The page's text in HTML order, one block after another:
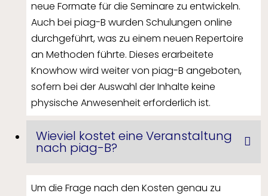
neue Formate für die Seminare zu entwickeln.
Auch bei piag-B wurden Schulungen online
durchgeführt, was zu einem neuen Repertoire
an Methoden führte. Dieses erarbeitete
Knowhow wird weiter von piag-B angeboten,
sofern bei der Auswahl der Inhalte keine
physische Anwesenheit erforderlich ist.
Wieviel kostet eine Veranstaltung
nach piag-B?
Um die Frage nach den Kosten genau zu